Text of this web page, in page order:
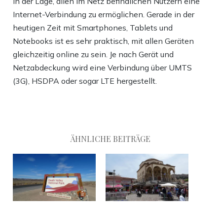
Internet-Verbindung zu ermöglichen. Gerade in der
heutigen Zeit mit Smartphones, Tablets und
Notebooks ist es sehr praktisch, mit allen Geräten
gleichzeitig online zu sein. Je nach Gerät und
Netzabdeckung wird eine Verbindung über UMTS
(3G), HSDPA oder sogar LTE hergestellt.
ÄHNLICHE BEITRÄGE